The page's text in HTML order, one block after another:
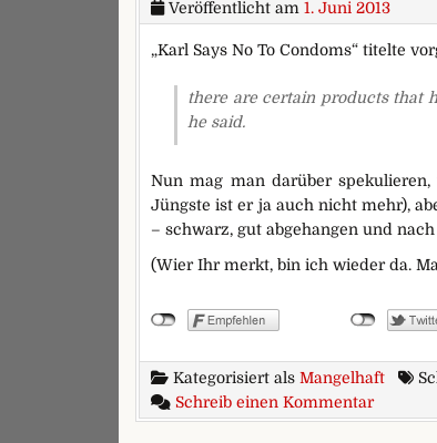
Veröffentlicht am 1. Juni 2013
„Karl Says No To Condoms“ titelte
there are certain products that
he said.
Nun mag man darüber
Jüngste ist er ja auch nicht mehr),
– schwarz, gut abgehangen und
(Wier Ihr merkt, bin ich wieder da.
Kategorisiert als Mangelhaft
Schreib einen Kommentarzu